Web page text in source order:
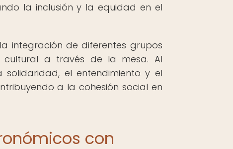
la inclusión y la equidad en el
integración de diferentes grupos
cultural a través de la mesa. Al
el entendimiento y el
a la cohesión social en
con